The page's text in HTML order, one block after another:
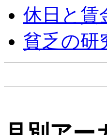
休日と賃
貧乏の